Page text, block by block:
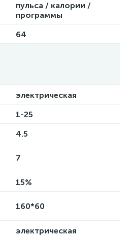
пульса / калории /
программы
64
электрическая
1-25
4.5
7
15%
160*60
электрическая